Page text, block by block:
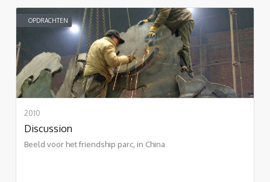
OPDRACHTEN
2010
Discussion
Beeld voor het friendship parc, in China